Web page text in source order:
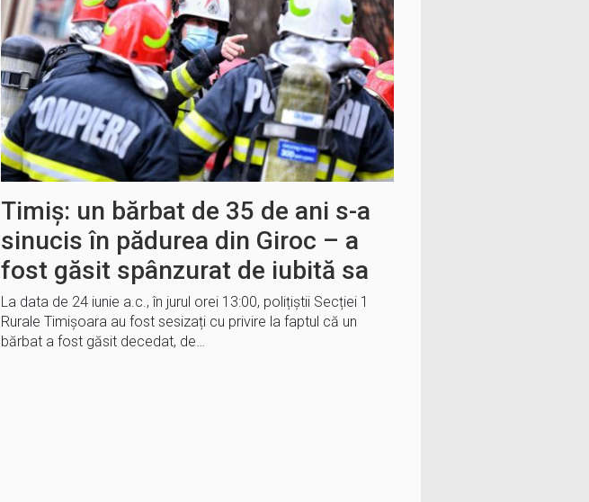
Timiș: un bărbat de 35 de ani s-a
sinucis în pădurea din Giroc – a
fost găsit spânzurat de iubită sa
La data de 24 iunie a.c., în jurul orei 13:00, polițiștii Secției 1
Rurale Timișoara au fost sesizați cu privire la faptul că un
bărbat a fost găsit decedat, de…